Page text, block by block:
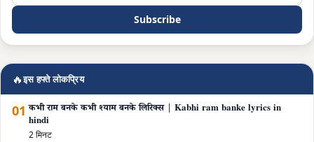
Subscribe
🔥इस हफ्ते लोकप्रिय
01 कभी राम बनके कभी श्याम बनके लिरिक्स | Kabhi ram banke lyrics in
hindi
2 मिनट